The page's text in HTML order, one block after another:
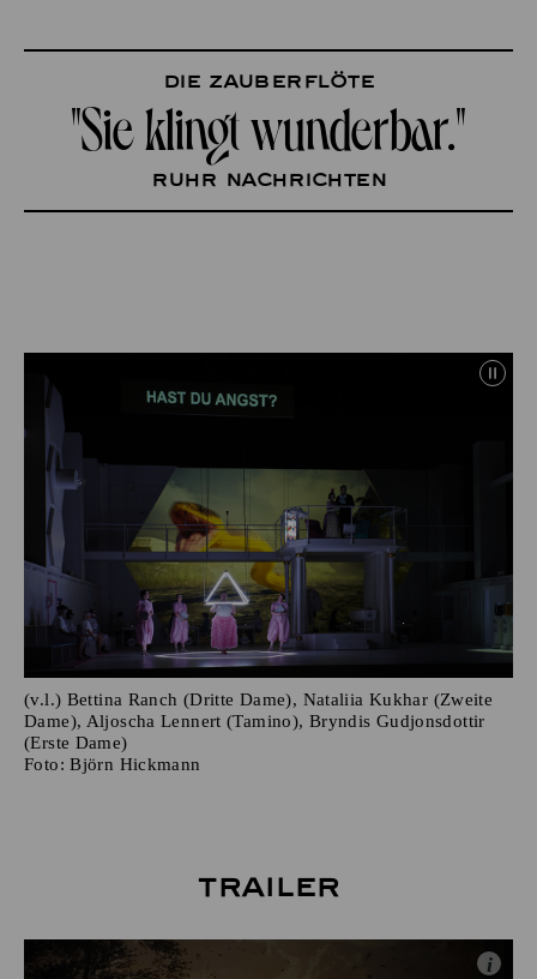
Die Zauberflöte
"Sie klingt wunderbar."
Ruhr Nachrichten
(v.l.) Bettina Ranch (Dritte Dame), Nataliia Kukhar (Zweite
Dame), Aljoscha Lennert (Tamino), Bryndis Gudjonsdottir
(Erste Dame)
Foto: Björn Hickmann
Trailer
i